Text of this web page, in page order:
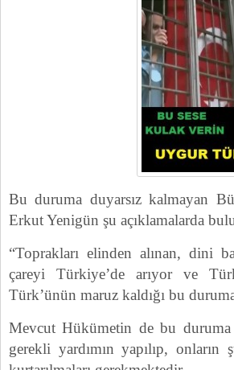
Bu duruma duyarsız kalmayan
Erkut Yenigün şu açıklamalarda
“Toprakları elinden alınan, dini
çareyi Türkiye’de arıyor ve
Türk’ünün maruz kaldığı bu
Mevcut Hükümetin de bu duruma
gerekli yardımın yapılıp,